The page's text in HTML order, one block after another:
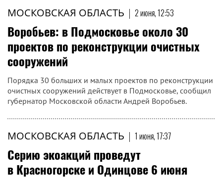
МОСКОВСКАЯ ОБЛАСТЬ | 2 июня, 12:53
Воробьев: в Подмосковье около 30
проектов по реконструкции очистных
сооружений
Порядка 30 больших и малых проектов по реконструкции
очистных сооружений действует в Подмосковье, сообщил
губернатор Московской области Андрей Воробьев.
МОСКОВСКАЯ ОБЛАСТЬ | 1 июня, 17:37
Серию экоакций проведут
в Красногорске и Одинцове 6 июня